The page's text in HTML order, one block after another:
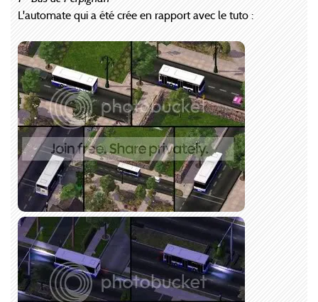
L'automate qui a été crée en rapport avec le tuto :